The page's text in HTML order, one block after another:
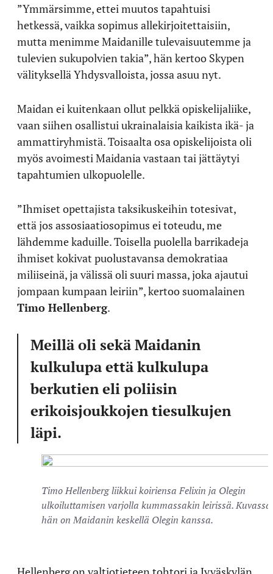
”Ymmärsimme, ettei muutos tapahtuisi
hetkessä, vaikka sopimus allekirjoitettaisiin,
mutta menimme Maidanille tulevaisuutemme ja
tulevien sukupolvien takia”, hän kertoo Skypen
välityksellä Yhdysvalloista, jossa asuu nyt.
Maidan ei kuitenkaan ollut pelkkä opiskelijaliike,
vaan siihen osallistui ukrainalaisia kaikista ikä- ja
ammattiryhmistä. Toisaalta osa opiskelijoista oli
myös avoimesti Maidania vastaan tai jättäytyi
tapahtumien ulkopuolelle.
”Ihmiset opettajista taksikuskeihin totesivat,
että jos assosiaatiosopimus ei toteudu, me
lähdemme kaduille. Toisella puolella barrikadeja
ihmiset kokivat puolustavansa demokratiaa
miliiseinä, ja välissä oli suuri massa, joka ajautui
jompaan kumpaan leiriin”, kertoo suomalainen
Timo Hellenberg.
Meillä oli sekä Maidanin
kulkulupa että kulkulupa
berkutien eli poliisin
erikoisjoukkojen tiesulkujen
läpi.
Timo Hellenberg liikkui koiriensa Felixin ja Olegin
ulkoiluttamisen varjolla kummassakin leirissä. Kuvassa
hän on Maidanin keskellä Olegin kanssa.